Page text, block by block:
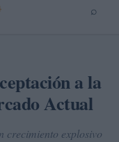
⌕
a la
Actual
crecimiento explosivo